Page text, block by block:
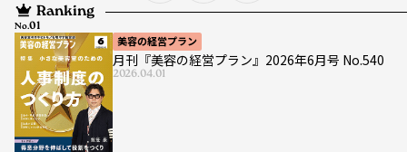
Ranking
美容の経営プラン
月刊『美容の経営プラン』2026年6月号 No.540
2026.04.01
No.